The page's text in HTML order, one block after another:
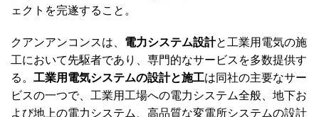
ェクトを完遂すること。
クアンアンコンスは、 電力システム設計と工業用電気の施
工において先駆者であり、専門的なサービスを多数提供す
る。 工業用電気システムの設計と施工は同社の主要なサー
ビスの一つで、工業用工場への電力システム全般、地下お
よび地上の電力システム、高品質な変電所システムの設計